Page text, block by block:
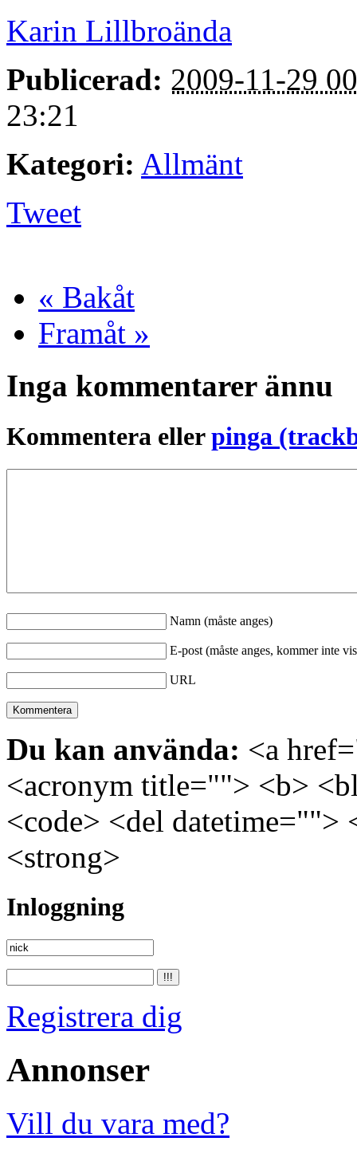
Karin Lillbroända
Publicerad: 2009-11-29
23:21
Kategori: Allmänt
Tweet
« Bakåt
Framåt »
Inga kommentarer ännu
Kommentera ellerpinga
Namn (måste anges)
E-post (måste anges, kommer inte
URL
Du kan använda: <a
<acronym title=""> <b>
<code> <del
<strong>
Inloggning
Registrera dig
Annonser
Vill du vara med?